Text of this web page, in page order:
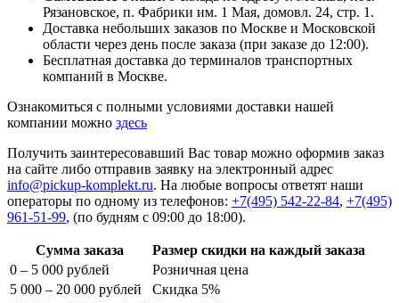
Рязановское, п. Фабрики им. 1 Мая, домовл. 24, стр. 1.
Доставка небольших заказов по Москве и Московской
области через день после заказа (при заказе до 12:00).
Бесплатная доставка до терминалов транспортных
компаний в Москве.
Ознакомиться с полными условиями доставки нашей
компании можно здесь
Получить заинтересовавший Вас товар можно оформив заказ
на сайте либо отправив заявку на электронный адрес
info@pickup-komplekt.ru. На любые вопросы ответят наши
операторы по одному из телефонов: +7(495) 542-22-84, +7(495)
961-51-99, (по будням с 09:00 до 18:00).
Сумма заказа
Размер скидки на каждый заказа
0 – 5 000 рублей
Розничная цена
5 000 – 20 000 рублей
Скидка 5%